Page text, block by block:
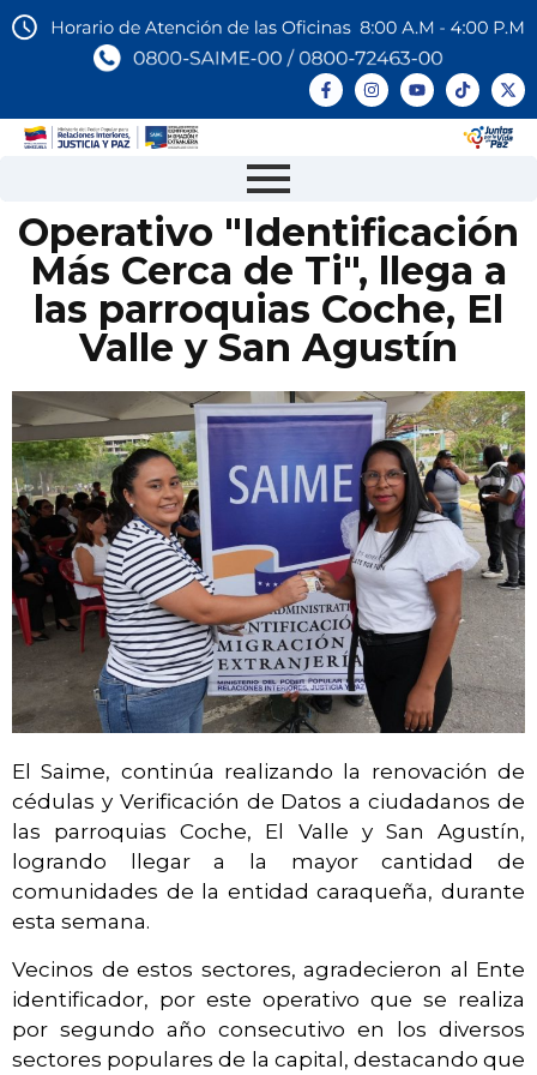
Operativo "Identificación
Más Cerca de Ti", llega a
las parroquias Coche, El
Valle y San Agustín
El Saime, continúa realizando la renovación de
cédulas y Verificación de Datos a ciudadanos de
las parroquias Coche, El Valle y San Agustín,
logrando llegar a la mayor cantidad de
comunidades de la entidad caraqueña, durante
esta semana.
Vecinos de estos sectores, agradecieron al Ente
identificador, por este operativo que se realiza
por segundo año consecutivo en los diversos
sectores populares de la capital, destacando que